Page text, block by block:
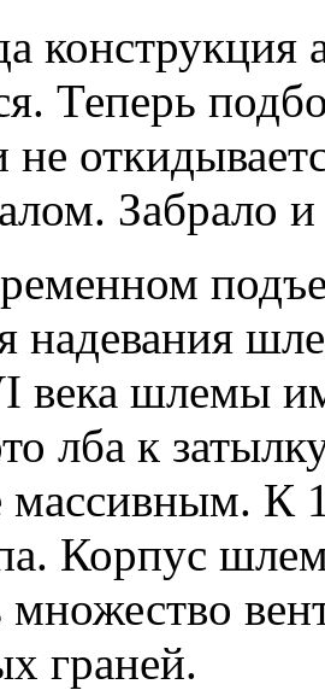
конструкция
Теперь
Забрало
надевания
века шлемы
лба к
массивным. К
Корпус
множество
граней.